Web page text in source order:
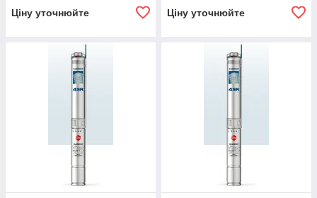
Ціну уточнюйте Ціну уточнюйте